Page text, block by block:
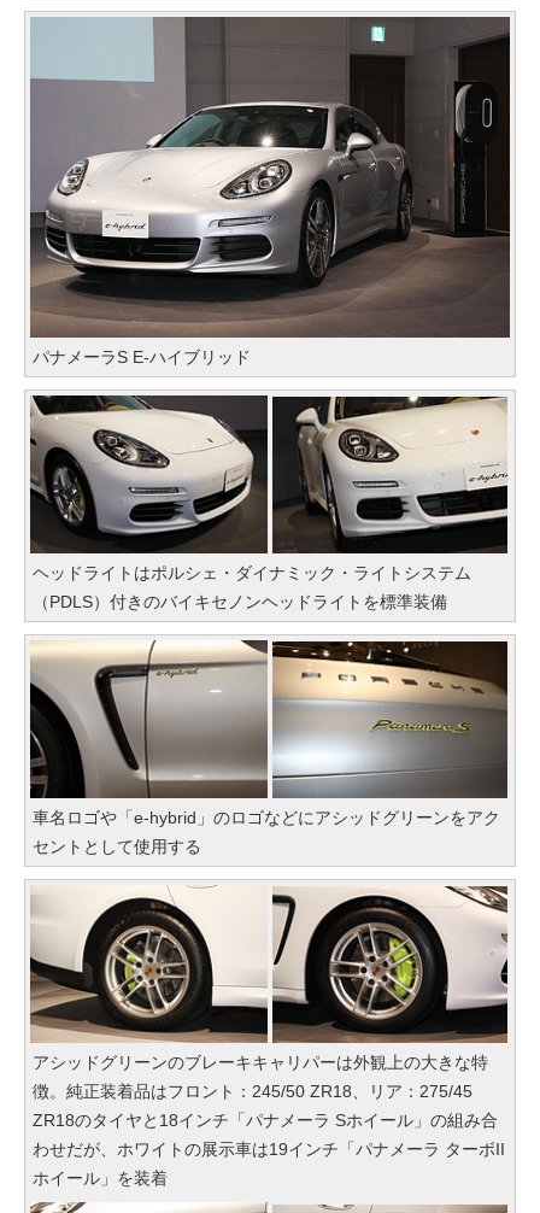
パナメーラS E-ハイブリッド
ヘッドライトはポルシェ・ダイナミック・ライトシステム
（PDLS）付きのバイキセノンヘッドライトを標準装備
車名ロゴや「e-hybrid」のロゴなどにアシッドグリーンをアク
セントとして使用する
アシッドグリーンのブレーキキャリパーは外観上の大きな特
徴。純正装着品はフロント：245/50 ZR18、リア：275/45
ZR18のタイヤと18インチ「パナメーラ Sホイール」の組み合
わせだが、ホワイトの展示車は19インチ「パナメーラ ターボII
ホイール」を装着